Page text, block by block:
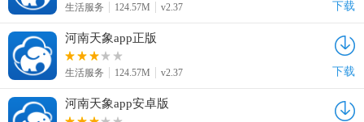
生活服务 124.57M v2.37 下载
河南天象app正版
生活服务 124.57M v2.37 下载
河南天象app安卓版